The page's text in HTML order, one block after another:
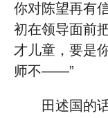
你对陈望再有
初在领导面前
才儿童，要是
师不——”
田述国的